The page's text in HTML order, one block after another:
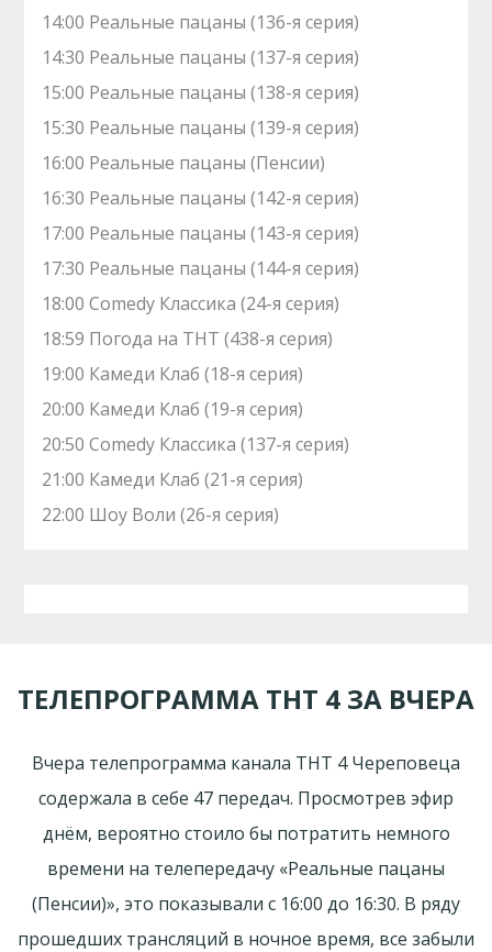
14:00 Реальные пацаны (136-я серия)
14:30 Реальные пацаны (137-я серия)
15:00 Реальные пацаны (138-я серия)
15:30 Реальные пацаны (139-я серия)
16:00 Реальные пацаны (Пенсии)
16:30 Реальные пацаны (142-я серия)
17:00 Реальные пацаны (143-я серия)
17:30 Реальные пацаны (144-я серия)
18:00 Comedy Классика (24-я серия)
18:59 Погода на ТНТ (438-я серия)
19:00 Камеди Клаб (18-я серия)
20:00 Камеди Клаб (19-я серия)
20:50 Comedy Классика (137-я серия)
21:00 Камеди Клаб (21-я серия)
22:00 Шоу Воли (26-я серия)
ТЕЛЕПРОГРАММА ТНТ 4 ЗА ВЧЕРА
Вчера телепрограмма канала ТНТ 4 Череповеца
содержала в себе 47 передач. Просмотрев эфир
днём, вероятно стоило бы потратить немного
времени на телепередачу «Реальные пацаны
(Пенсии)», это показывали с 16:00 до 16:30. В ряду
прошедших трансляций в ночное время, все забыли